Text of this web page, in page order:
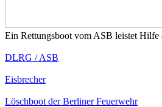
Ein Rettungsboot vom ASB leistet Hilfe
DLRG / ASB
Eisbrecher
Löschboot der Berliner Feuerwehr